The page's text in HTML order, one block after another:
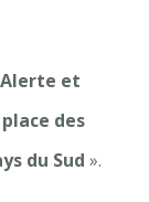
Alerte et
des
du Sud ».